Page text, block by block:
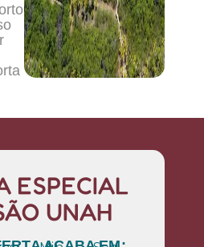
ESPECIAL
UNAH